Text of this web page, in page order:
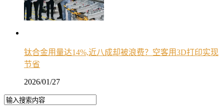
钛合金用量达14%,近八成却被浪费？空客用3D打印实现
节省
2026/01/27